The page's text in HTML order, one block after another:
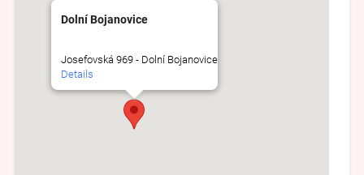
Dolní Bojanovice
Josefovská 969 - Dolní Bojanovice
Details